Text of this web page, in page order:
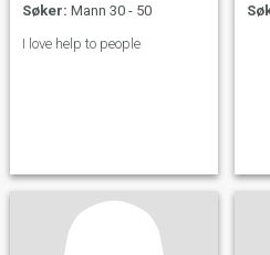
Søker: Mann 30 - 50
I love help to people